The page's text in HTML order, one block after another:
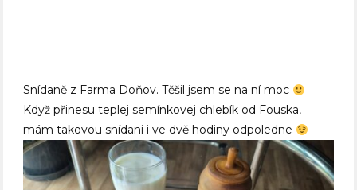
Snídaně z Farma Doňov. Těšil jsem se na ní moc
Když přinesu teplej semínkovej chlebík od Fouska,
mám takovou snídani i ve dvě hodiny odpoledne